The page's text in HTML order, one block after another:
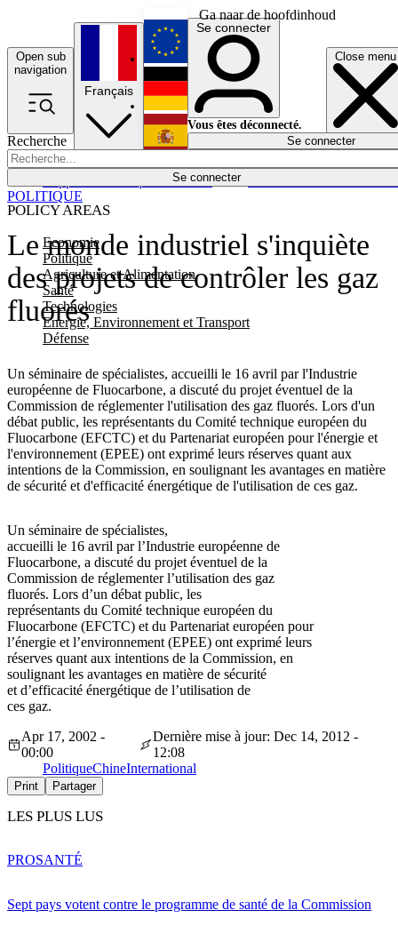
Ga naar de hoofdinhoud
Open sub
navigation
Close menu
Recherche
Se connecter
POLICY AREAS
Economie
Politique
Agriculture et Alimentation
Santé
Technologies
Energie, Environnement et Transport
Défense
Économie
Français
English
Deutsch
Español
Se connecter
Vous êtes déconnecté.
Se connecter
Le monde industriel s'inquiète
des projets de contrôler les gaz
fluorés
Un séminaire de spécialistes, accueilli le 16 avril par l'Industrie
européenne de Fluocarbone, a discuté du projet éventuel de la
Commission de réglementer l'utilisation des gaz fluorés. Lors d'un
débat public, les représentants du Comité technique européen du
Fluocarbone (EFCTC) et du Partenariat européen pour l'énergie et
l'environnement (EPEE) ont exprimé leurs réserves quant aux
intentions de la Commission, en soulignant les avantages en matière
de sécurité et d'efficacité énergétique de l'utilisation de ces gaz.
POLITIQUE
Un séminaire de spécialistes,
accueilli le 16 avril par l’Industrie européenne de
Fluocarbone, a discuté du projet éventuel de la
Commission de réglementer l’utilisation des gaz
fluorés. Lors d’un débat public, les
représentants du Comité technique européen du
Fluocarbone (EFCTC) et du Partenariat européen pour
l’énergie et l’environnement (EPEE) ont exprimé leurs
réserves quant aux intentions de la Commission, en
soulignant les avantages en matière de sécurité
et d’efficacité énergétique de l’utilisation de
ces gaz.
Apr 17, 2002 -
00:00
Dernière mise à jour: Dec 14, 2012 -
12:08
PolitiqueChineInternational
Print Partager
LES PLUS LUS
Sept pays votent contre le programme de santé de la Commission
PROSANTÉ